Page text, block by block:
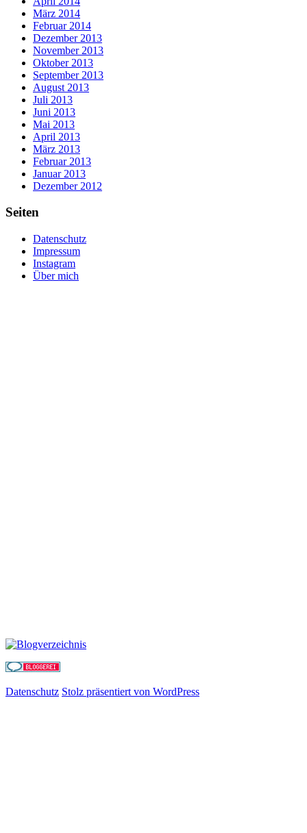
März 2014
Februar 2014
Dezember 2013
November 2013
Oktober 2013
September 2013
August 2013
Juli 2013
Juni 2013
Mai 2013
April 2013
März 2013
Februar 2013
Januar 2013
Dezember 2012
Seiten
Datenschutz
Impressum
Instagram
Über mich
Datenschutz Stolz präsentiert von WordPress